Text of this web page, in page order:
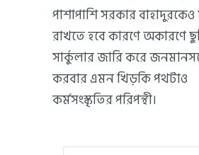
পাশাপাশি সরকার
রাখতে হবে কারণে অকারণে
সার্কুলার জারি করে
করবার এমন খিড়কি পথটাও
কর্মসংস্কৃতির পরিপন্থী।